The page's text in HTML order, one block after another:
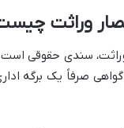
وراثت
سندی حقوقی
صرفاً یک برگه